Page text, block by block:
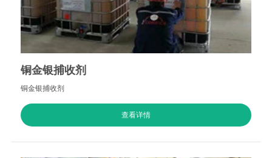
铜金银捕收剂
铜金银捕收剂
查看详情